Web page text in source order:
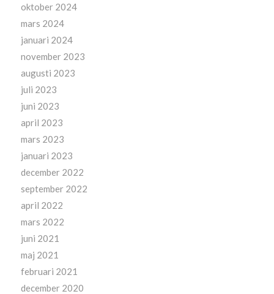
oktober 2024
mars 2024
januari 2024
november 2023
augusti 2023
juli 2023
juni 2023
april 2023
mars 2023
januari 2023
december 2022
september 2022
april 2022
mars 2022
juni 2021
maj 2021
februari 2021
december 2020